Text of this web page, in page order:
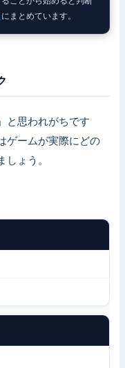
にまとめています。
と思われがちです
ゲームが実際にどの
しょう。